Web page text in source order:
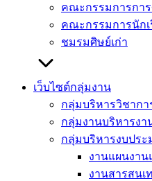
คณะกรรมการกา
คณะกรรมการนักเ
ชมรมศิษย์เก่า
เว็บไซต์กลุ่มงาน
กลุ่มบริหารวิชากา
กลุ่มงานบริหารง
กลุ่มบริหารงบปร
งานแผนงา
งานสารสนเ